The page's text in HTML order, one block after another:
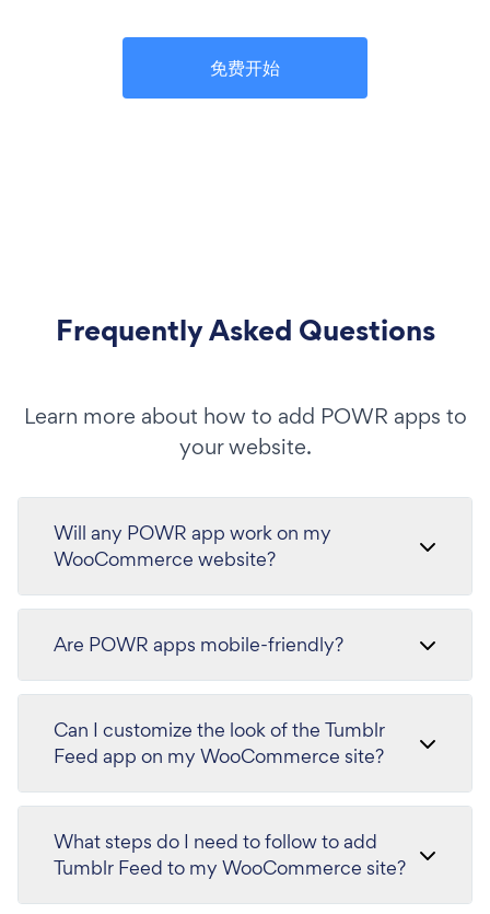
免费开始
Frequently Asked Questions
Learn more about how to add POWR apps to
your website.
Will any POWR app work on my
WooCommerce website?
Are POWR apps mobile-friendly?
Can I customize the look of the Tumblr
Feed app on my WooCommerce site?
What steps do I need to follow to add
Tumblr Feed to my WooCommerce site?